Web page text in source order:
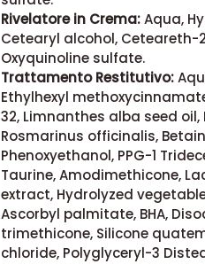
Rivelatore in Crema:Aqua,
Cetearyl alcohol, Ceteareth-
Oxyquinoline sulfate.
Trattamento Restitutivo:
Ethylhexyl
32, Limnanthes alba seed
Rosmarinus officinalis,
Phenoxyethanol, PPG-1
Taurine, Amodimethicone,
extract, Hydrolyzed
Ascorbyl palmitate, BHA,
trimethicone, Silicone
chloride, Polyglyceryl-3